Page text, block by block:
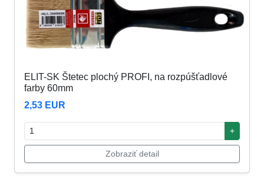
ELIT-SK Štetec plochý PROFI, na rozpúšťadlové
farby 60mm
2,53 EUR
+
Zobraziť detail